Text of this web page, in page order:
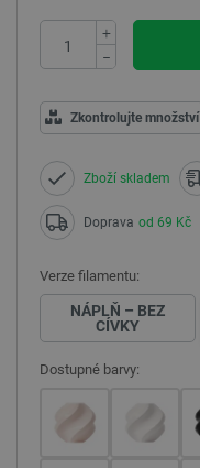
+
−
Zkontrolujte množství
Zboží skladem
Doprava od 69 Kč
Verze filamentu:
NÁPLŇ – BEZ
CÍVKY
Dostupné barvy: